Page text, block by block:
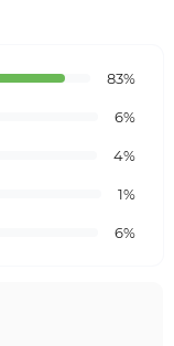
83%
6%
4%
1%
6%